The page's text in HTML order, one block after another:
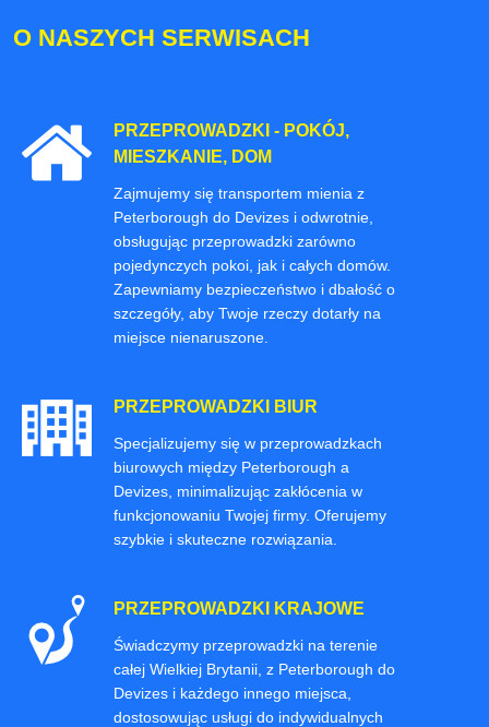
O NASZYCH SERWISACH
PRZEPROWADZKI - POKÓJ,
MIESZKANIE, DOM
Zajmujemy się transportem mienia z
Peterborough do Devizes i odwrotnie,
obsługując przeprowadzki zarówno
pojedynczych pokoi, jak i całych domów.
Zapewniamy bezpieczeństwo i dbałość o
szczegóły, aby Twoje rzeczy dotarły na
miejsce nienaruszone.
PRZEPROWADZKI BIUR
Specjalizujemy się w przeprowadzkach
biurowych między Peterborough a
Devizes, minimalizując zakłócenia w
funkcjonowaniu Twojej firmy. Oferujemy
szybkie i skuteczne rozwiązania.
PRZEPROWADZKI KRAJOWE
Świadczymy przeprowadzki na terenie
całej Wielkiej Brytanii, z Peterborough do
Devizes i każdego innego miejsca,
dostosowując usługi do indywidualnych